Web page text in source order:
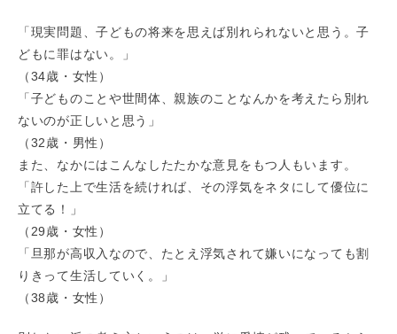
「現実問題、子どもの将来を思えば別れられないと思う。子
どもに罪はない。」
（34歳・女性）
「子どものことや世間体、親族のことなんかを考えたら別れ
ないのが正しいと思う」
（32歳・男性）
また、なかにはこんなしたたかな意見をもつ人もいます。
「許した上で生活を続ければ、その浮気をネタにして優位に
立てる！」
（29歳・女性）
「旦那が高収入なので、たとえ浮気されて嫌いになっても割
りきって生活していく。」
（38歳・女性）